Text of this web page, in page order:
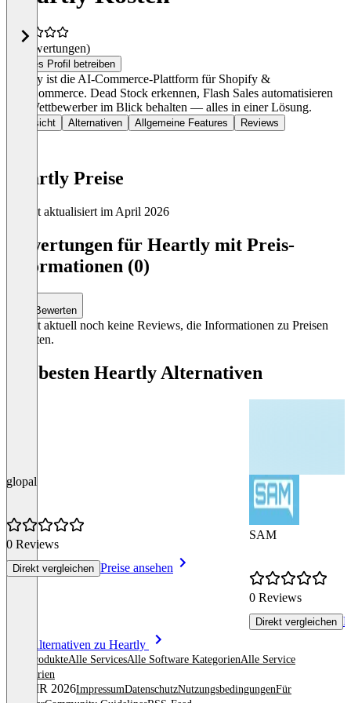
(0 Bewertungen)
Dieses Profil betreiben
Heartly ist die AI-Commerce-Plattform für Shopify &
WooCommerce. Dead Stock erkennen, Flash Sales automatisieren
und Wettbewerber im Blick behalten — alles in einer Lösung.
Übersicht Alternativen Allgemeine Features Reviews
Heartly Preise
Zuletzt aktualisiert im April 2026
Bewertungen für Heartly mit Preis-
Informationen (0)
Bewerten
Es gibt aktuell noch keine Reviews, die Informationen zu Preisen
enthalten.
Die besten Heartly Alternativen
glopal
0 Reviews
Direkt vergleichen Preise ansehen
SAM
0 Reviews
Direkt vergleichen
Alle Alternativen zu Heartly
Alle ProdukteAlle ServicesAlle Software KategorienAlle Service
Kategorien
© OMR 2026ImpressumDatenschutzNutzungsbedingungenFür